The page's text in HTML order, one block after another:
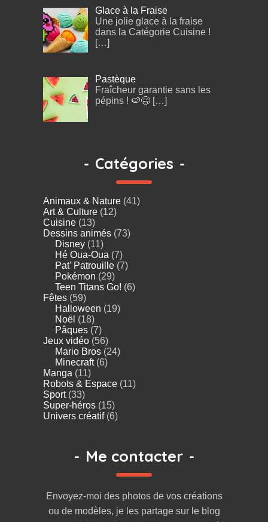
Glace à la Fraise
Une jolie glace à la fraise
dans la Catégorie Cuisine !
[…]
Pastèque
Fraîcheur garantie sans les
pépins ! 🍉😄 […]
- Catégories -
Animaux & Nature (41)
Art & Culture (12)
Cuisine (13)
Dessins animés (73)
Disney (11)
Hé Oua-Oua (7)
Pat' Patrouille (7)
Pokémon (29)
Teen Titans Go! (6)
Fêtes (59)
Halloween (19)
Noël (18)
Pâques (7)
Jeux vidéo (56)
Mario Bros (24)
Minecraft(6)
Manga (11)
Robots & Espace (11)
Sport(33)
Super-héros (15)
Univers créatif(6)
- Me contacter -
Envoyez-moi des photos de vos créations
ou de modèles, je les partage sur le blog